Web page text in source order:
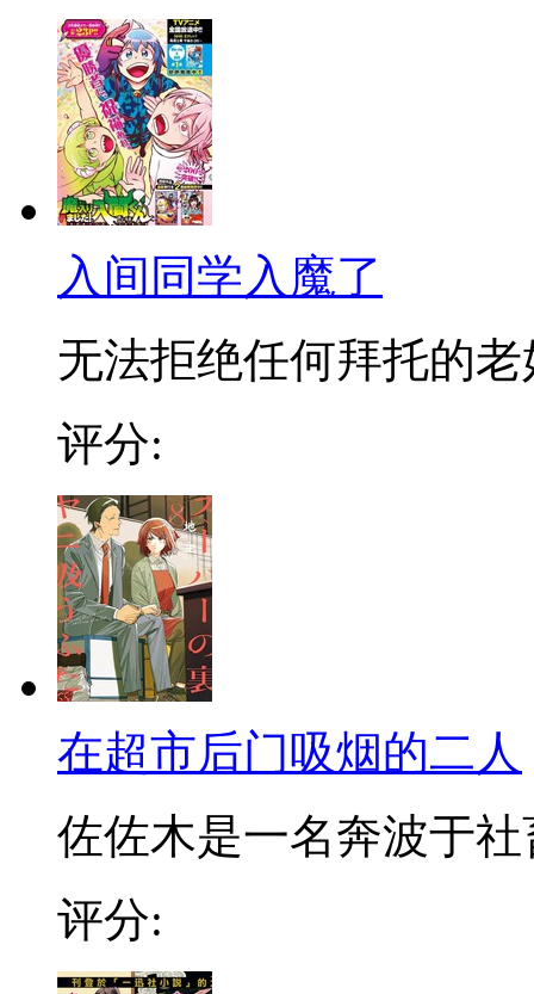
入间同学入魔了
无法拒绝任何拜托的老
评分:
在超市后门吸烟的二人
佐佐木是一名奔波于社
评分: